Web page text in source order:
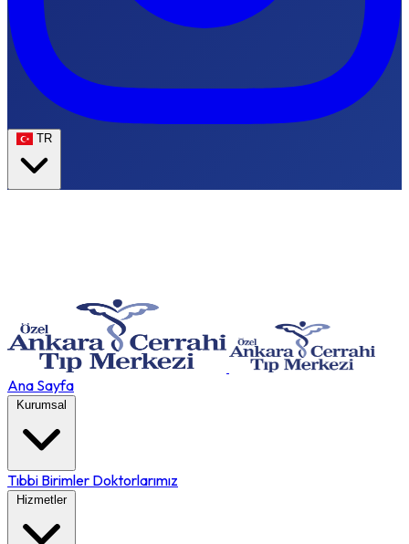
TR
Ana Sayfa
Kurumsal
Tıbbi Birimler Doktorlarımız
Hizmetler